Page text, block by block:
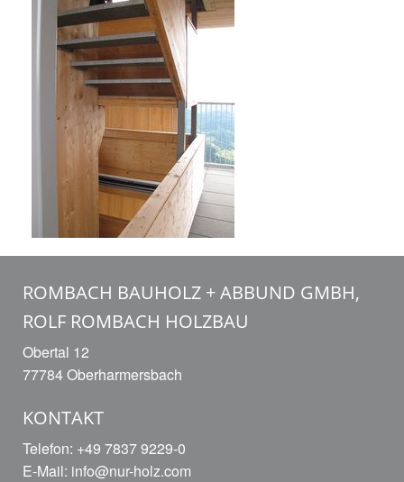
ROMBACH BAUHOLZ + ABBUND GMBH,
ROLF ROMBACH HOLZBAU
Obertal 12
77784 Oberharmersbach
KONTAKT
Telefon: +49 7837 9229-0
E-Mail: info@nur-holz.com